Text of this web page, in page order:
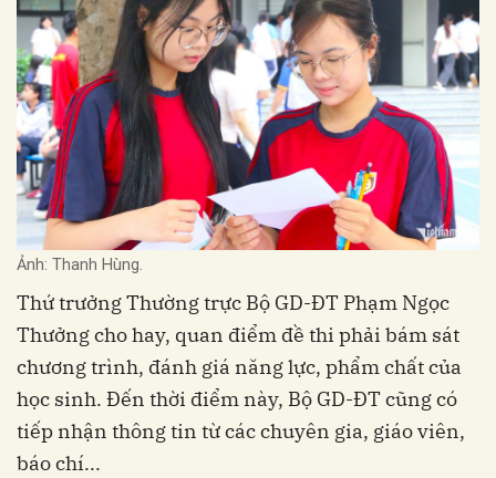
Ảnh: Thanh Hùng.
Thứ trưởng Thường trực Bộ GD-ĐT Phạm Ngọc
Thưởng cho hay, quan điểm đề thi phải bám sát
chương trình, đánh giá năng lực, phẩm chất của
học sinh. Đến thời điểm này, Bộ GD-ĐT cũng có
tiếp nhận thông tin từ các chuyên gia, giáo viên,
báo chí...